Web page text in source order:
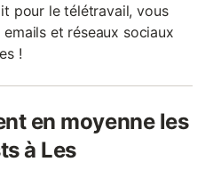
pour le télétravail, vous
et réseaux sociaux
!
en moyenne les
à Les